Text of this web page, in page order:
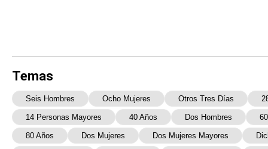
Temas
Seis Hombres Ocho Mujeres Otros Tres Días
14 Personas Mayores 40 Años Dos Hombres
80 Años Dos Mujeres Dos Mujeres Mayores